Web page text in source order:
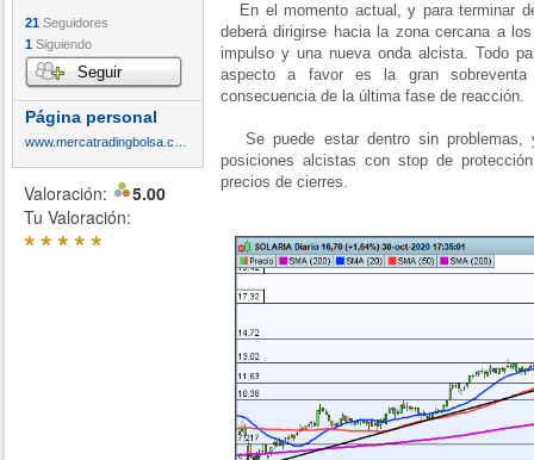
21 Seguidores
1 Siguiendo
Seguir
Página personal
Valoración:
5.00
Tu Valoración:
*****
En el momento actual, y para terminar
deberá dirigirse hacia la zona cercana a
impulso y una nueva onda alcista. Todo
aspecto a favor es la gran
consecuencia de la última fase de reacción.
Se puede estar dentro sin
posiciones alcistas con stop de
precios de cierres.